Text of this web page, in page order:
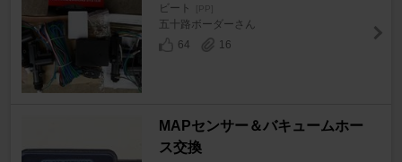
ビート [PP]
五十路ボーダーさん
64
16
MAPセンサー＆バキュームホー
ス交換